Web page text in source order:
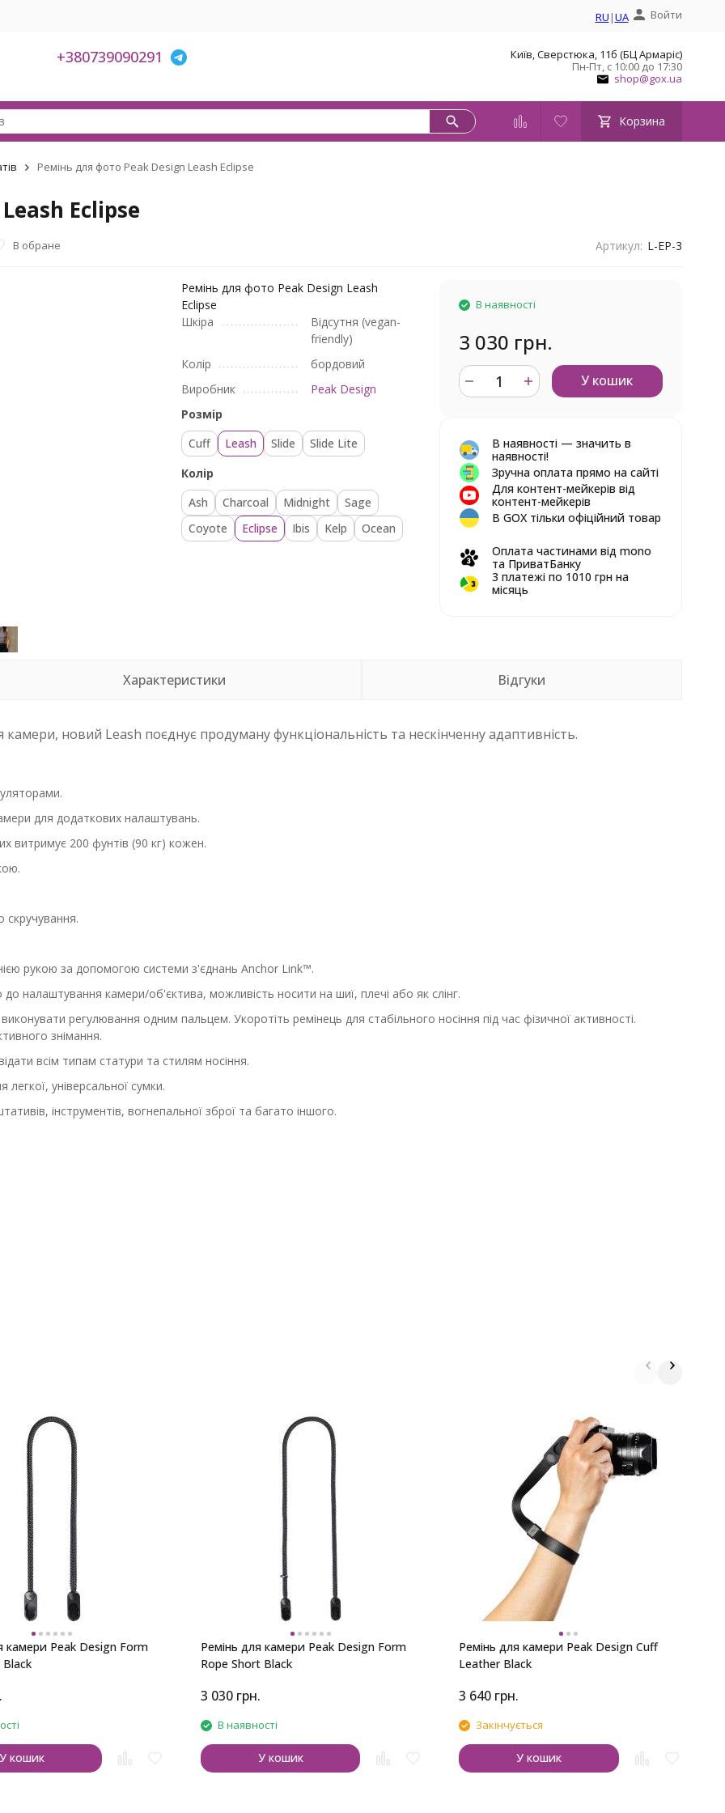
RU |UA Войти
+380739090291
Київ, Сверстюка, 11б (БЦ Армаріс)
Пн-Пт, с 10:00 до 17:30
shop@gox.ua
Корзина
Ремінь для фото Peak Design Leash Eclipse
Eclipse
В обране Артикул: L-EP-3
Ремінь для фото Peak Design Leash
Eclipse
Шкіра
Відсутня (vegan-
friendly)
Колір
бордовий
Виробник
Peak Design
Розмір
Cuff
Leash Slide
Slide Lite
Колір
Ash
Charcoal Midnight
Sage
Coyote
Eclipse Ibis Kelp Ocean
В наявності
3 030 грн.
У кошик
В наявності — значить в
наявності!
Зручна оплата прямо на сайті
Для контент-мейкерів від
контент-мейкерів
В GOX тільки офіційний товар
Оплата частинами від mono
та ПриватБанку
3 платежі по 1010 грн на
місяць
Характеристики Відгуки
новий Leash поєднує продуману функціональність та нескінченну адаптивність.
для додаткових налаштувань.
витримує 200 фунтів (90 кг) кожен.
скручування.
рукою за допомогою системи з'єднань Anchor Link™.
налаштування камери/об'єктива, можливість носити на шиї, плечі або як слінг.
регулювання одним пальцем. Укоротіть ремінець для стабільного носіння під час фізичної активності.
знімання.
всім типам статури та стилям носіння.
універсальної сумки.
інструментів, вогнепальної зброї та багато іншого.
камери Peak Design Form
Black
У кошик
Ремінь для камери Peak Design Form
Rope Short Black
3 030 грн.
В наявності
У кошик
Ремінь для камери Peak Design Cuff
Leather Black
3 640 грн.
Закінчується
У кошик